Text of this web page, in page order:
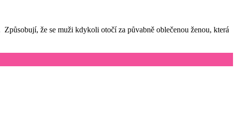
že se muži kdykoli otočí za půvabně oblečenou ženou, která